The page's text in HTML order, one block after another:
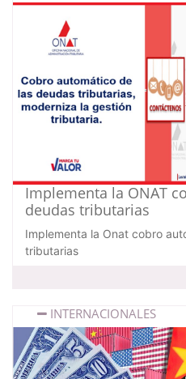
Implementa la ONAT
deudas tributarias
Implementa la Onat cobro
tributarias
INTERNACIONALES